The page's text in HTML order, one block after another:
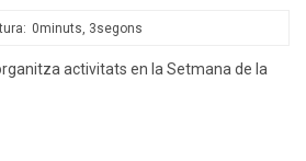
0minuts, 3segons
activitats en la Setmana de la